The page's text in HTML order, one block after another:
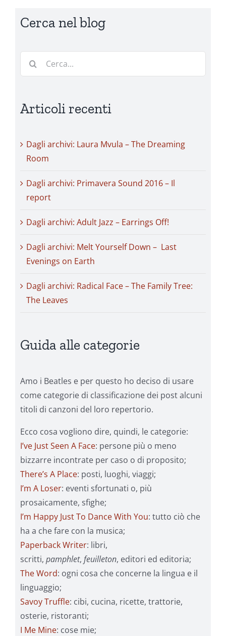
Cerca nel blog
Cerca
Articoli recenti
Dagli archivi: Laura Mvula – The Dreaming
Room
Dagli archivi: Primavera Sound 2016 – Il
report
Dagli archivi: Adult Jazz – Earrings Off!
Dagli archivi: Melt Yourself Down – Last
Evenings on Earth
Dagli archivi: Radical Face – The Family Tree:
The Leaves
Guida alle categorie
Amo i Beatles e per questo ho deciso di usare
come categorie di classificazione dei post alcuni
titoli di canzoni del loro repertorio.
Ecco cosa vogliono dire, quindi, le categorie:
I’ve Just Seen A Face: persone più o meno
bizzarre incontrate per caso o di proposito;
There’s A Place: posti, luoghi, viaggi;
I’m A Loser: eventi sfortunati o, più
prosaicamente, sfighe;
I’m Happy Just To Dance With You: tutto ciò che
ha a che fare con la musica;
Paperback Writer: libri,
scritti, pamphlet, feuilleton, editori ed editoria;
The Word: ogni cosa che concerne la lingua e il
linguaggio;
Savoy Truffle: cibi, cucina, ricette, trattorie,
osterie, ristoranti;
I Me Mine: cose mie;